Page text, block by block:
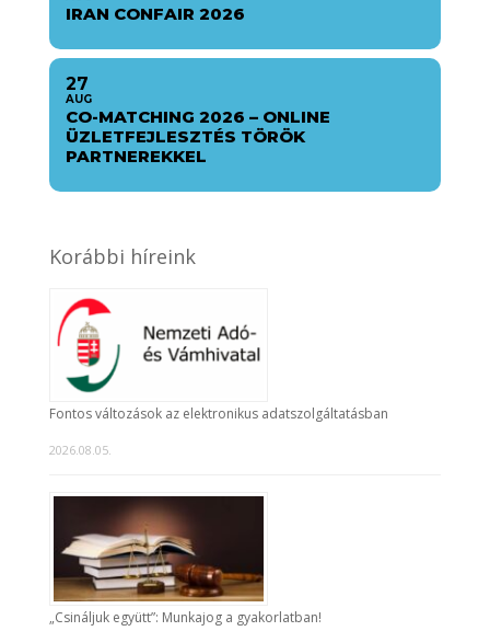
IRAN CONFAIR 2026
27
AUG
CO-MATCHING 2026 – ONLINE
ÜZLETFEJLESZTÉS TÖRÖK
PARTNEREKKEL
Korábbi híreink
Fontos változások az elektronikus adatszolgáltatásban
2026.08.05.
„Csináljuk együtt”: Munkajog a gyakorlatban!